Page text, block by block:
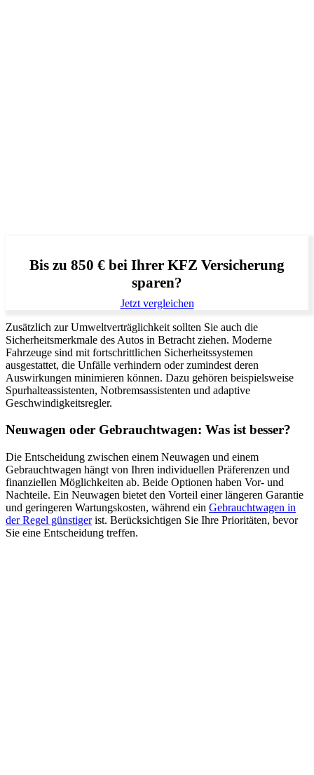
Bis zu 850 € bei Ihrer KFZ Versicherung
sparen?
Jetzt vergleichen
Zusätzlich zur Umweltverträglichkeit sollten Sie auch die
Sicherheitsmerkmale des Autos in Betracht ziehen. Moderne
Fahrzeuge sind mit fortschrittlichen Sicherheitssystemen
ausgestattet, die Unfälle verhindern oder zumindest deren
Auswirkungen minimieren können. Dazu gehören beispielsweise
Spurhalteassistenten, Notbremsassistenten und adaptive
Geschwindigkeitsregler.
Neuwagen oder Gebrauchtwagen: Was ist besser?
Die Entscheidung zwischen einem Neuwagen und einem
Gebrauchtwagen hängt von Ihren individuellen Präferenzen und
finanziellen Möglichkeiten ab. Beide Optionen haben Vor- und
Nachteile. Ein Neuwagen bietet den Vorteil einer längeren Garantie
und geringeren Wartungskosten, während ein Gebrauchtwagen in
der Regel günstigerist. Berücksichtigen Sie Ihre Prioritäten, bevor
Sie eine Entscheidung treffen.